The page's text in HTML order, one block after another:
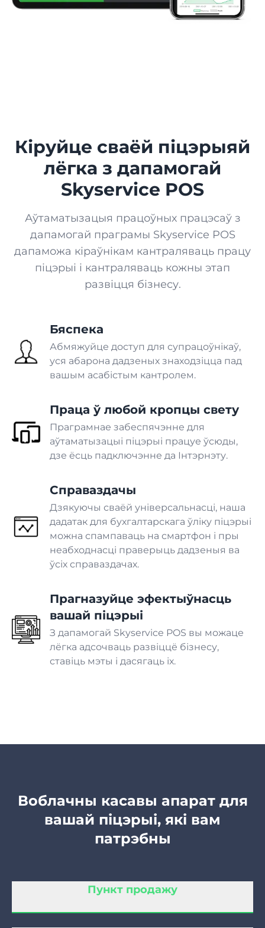
Термінал від ПриватБанк
Атрыманне на смартфоне
Термінал by Mono
Вопыт ад мона
QR-меню, аплата і чаявыя
Інтэграцыі, якія
бесперапыннасць вашага
бізнесу
Спіс інтэграцый
Крама
Зоамагазін
Аптэка
Пякарня
Кандытарскія вырабы
ПАСЛУГІ
Бізнес
Франшыза
Дастаўка ежы
Шынамантаж
Аўтамыйка
Шпіталь
Цырульня
Кіруйце сваёй піцэрыяй
лёгка з дапамогай
Skyservice POS
Аўтаматызацыя працоўных працэсаў з
дапамогай праграмы Skyservice POS
дапаможа кіраўнікам кантраляваць працу
піцэрыі і кантраляваць кожны этап
развіцця бізнесу.
Бяспека
Абмяжуйце доступ для супрацоўнікаў,
уся абарона дадзеных знаходзіцца пад
вашым асабістым кантролем.
Праца ў любой кропцы свету
Праграмнае забеспячэнне для
аўтаматызацыі піцэрыі працуе ўсюды,
дзе ёсць падключэнне да Інтэрнэту.
Справаздачы
Дзякуючы сваёй універсальнасці, наша
дадатак для бухгалтарскага ўліку піцэрыі
можна спампаваць на смартфон і пры
неабходнасці праверыць дадзеныя ва
ўсіх справаздачах.
Прагназуйце эфектыўнасць
вашай піцэрыі
З дапамогай Skyservice POS вы можаце
лёгка адсочваць развіццё бізнесу,
ставіць мэты і дасягаць іх.
Воблачны касавы апарат для
вашай піцэрыі, які вам
патрэбны
Пункт продажу